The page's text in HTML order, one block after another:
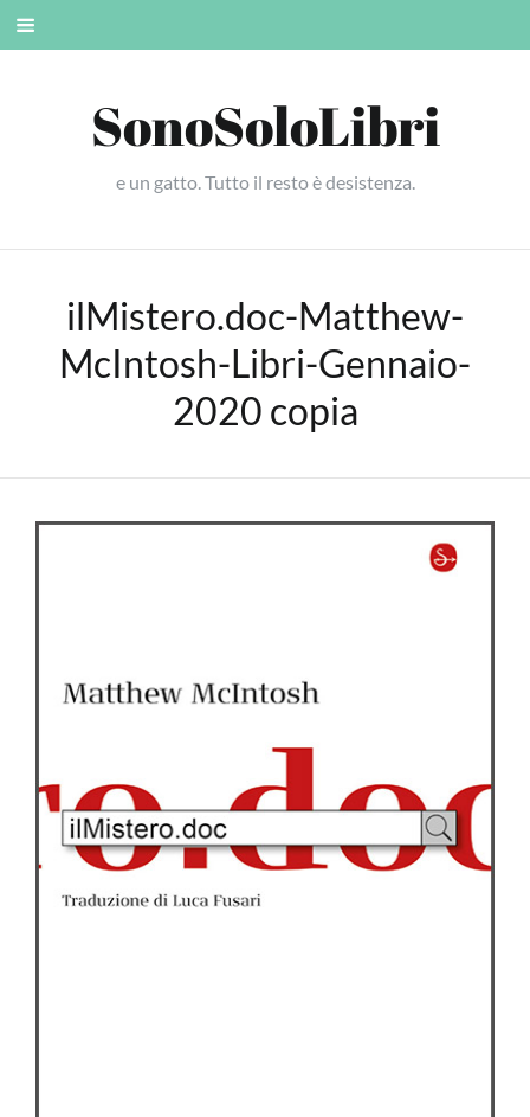
Skip
SonoSoloLibri
e un gatto. Tutto il resto è desistenza.
ilMistero.doc-Matthew-
McIntosh-Libri-Gennaio-
2020 copia